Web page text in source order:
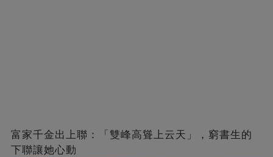
富家千金出上聯：「雙峰高聳上云天」，窮書生的
下聯讓她心動